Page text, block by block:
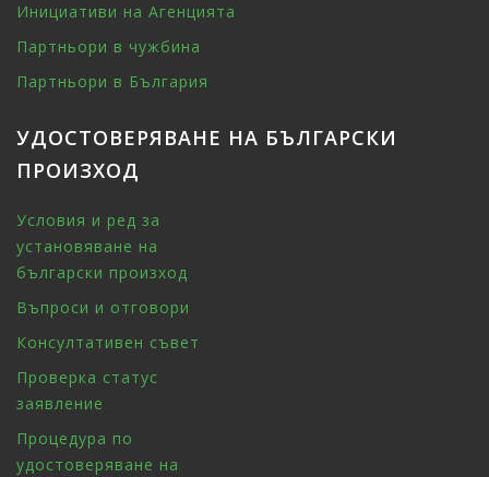
Инициативи на Агенцията
Партньори в чужбина
Партньори в България
УДОСТОВЕРЯВАНЕ НА БЪЛГАРСКИ
ПРОИЗХОД
Условия и ред за
установяване на
български произход
Въпроси и отговори
Консултативен съвет
Проверка статус
заявление
Процедура по
удостоверяване на